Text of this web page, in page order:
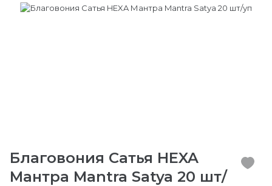
Благовония Сатья HEXA
Мантра Mantra Satya 20 шт/